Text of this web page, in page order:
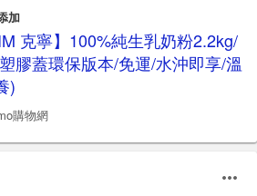
加
克寧】100%純生乳奶粉2.2kg/
膠蓋環保版本/免運/水沖即享/溫
)
購物網